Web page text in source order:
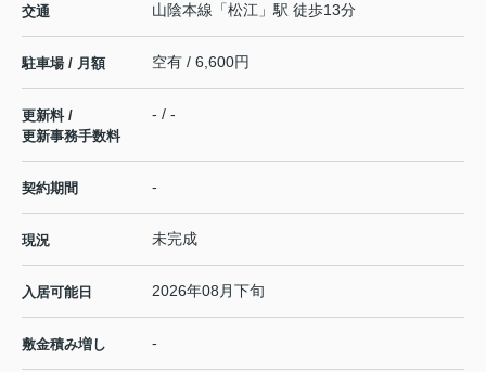
交通 山陰本線 「松江 」駅 徒歩13分
駐車場 / 月額 空有 / 6,600円
更新料 /
更新事務手数料
- / -
契約期間 -
現況 未完成
入居可能日 2026年08月下旬
敷金積み増し -